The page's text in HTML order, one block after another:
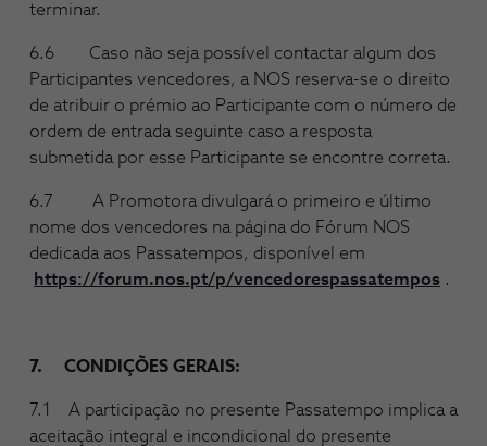
terminar.
6.6 Caso não seja possível contactar algum dos
Participantes vencedores, a NOS reserva-se o direito
de atribuir o prémio ao Participante com o número de
ordem de entrada seguinte caso a resposta
submetida por esse Participante se encontre correta.
6.7 A Promotora divulgará o primeiro e último
nome dos vencedores na página do Fórum NOS
dedicada aos Passatempos, disponível em
https://forum.nos.pt/p/vencedorespassatempos .
7. CONDIÇÕES GERAIS:
7.1 A participação no presente Passatempo implica a
aceitação integral e incondicional do presente